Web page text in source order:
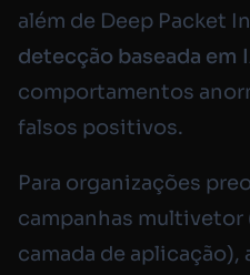
além de Deep Packet
detecção baseada em
comportamentos
falsos positivos.
Para organizações
campanhas multivetor
camada de aplicação),